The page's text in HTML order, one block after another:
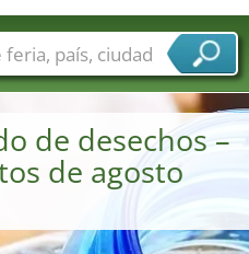
de desechos –
de agosto
Ciudades